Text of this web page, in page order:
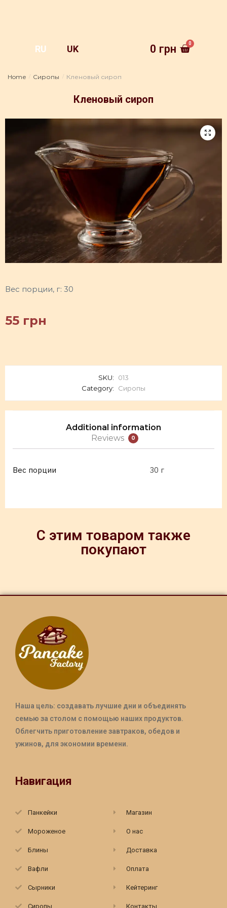
RU UK 0 грн
Home / Сиропы / Кленовый сироп
Кленовый сироп
🔍
Вес порции, г: 30
55 грн
SKU:
013
Category:
Сиропы
Additional information
Reviews
0
Вес порции 30 г
С этим товаром также
покупают
Наша цель: создавать лучшие дни и объединять
семью за столом с помощью наших продуктов.
Облегчить приготовление завтраков, обедов и
ужинов, для экономии времени.
Навигация
Панкейки
Мороженое
Блины
Вафли
Сырники
Сиропы
Магазин
О нас
Доставка
Оплата
Кейтеринг
Контакты